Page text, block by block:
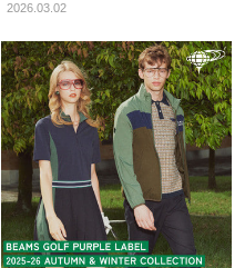
2026.03.02